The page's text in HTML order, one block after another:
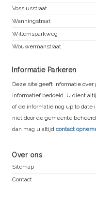
Vossiusstraat
Wanningstraat
Willemsparkweg
Wouwermanstraat
Informatie Parkeren
Deze site geeft informatie
informatief bedoeld. U dient
of de informatie nog up to
niet door de gemeente
dan mag u altijd contact
Over ons
Sitemap
Contact